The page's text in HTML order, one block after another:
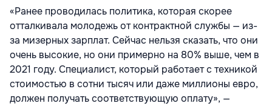
«Ранее проводилась политика, которая скорее
отталкивала молодежь от контрактной службы — из-
за мизерных зарплат. Сейчас нельзя сказать, что они
очень высокие, но они примерно на 80% выше, чем в
2021 году. Специалист, который работает с техникой
стоимостью в сотни тысяч или даже миллионы евро,
должен получать соответствующую оплату», —